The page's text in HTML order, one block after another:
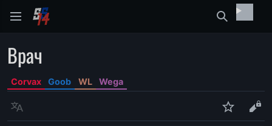
Найти
Врач
Corvax Goob WL Wega
Язык Следить